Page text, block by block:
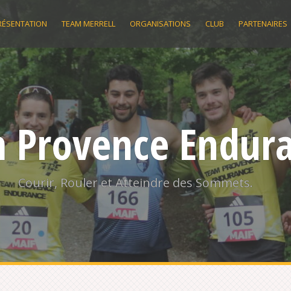
TEAM MERRELL ORGANISATIONS CLUB PARTENAIRES
Provence
Courir, Rouler et Atteindre des Sommets.